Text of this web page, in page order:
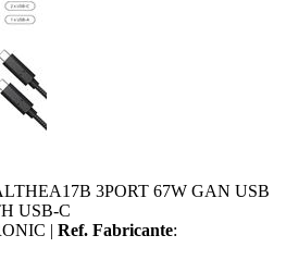
3PORT 67W GAN USB
USB-C
| Ref. Fabricante: